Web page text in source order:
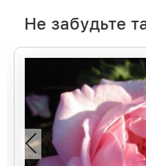
Не забудьте